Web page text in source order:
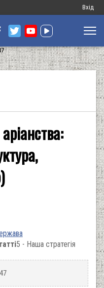
Меню
запису
Вхід
5 - Наша стратегія